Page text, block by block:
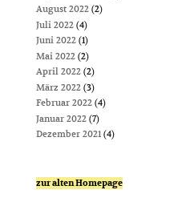
August 2022(2)
Juli 2022(4)
Juni 2022(1)
Mai 2022(2)
April 2022(2)
März 2022(3)
Februar 2022(4)
Januar 2022(7)
Dezember 2021(4)
zur alten Homepage